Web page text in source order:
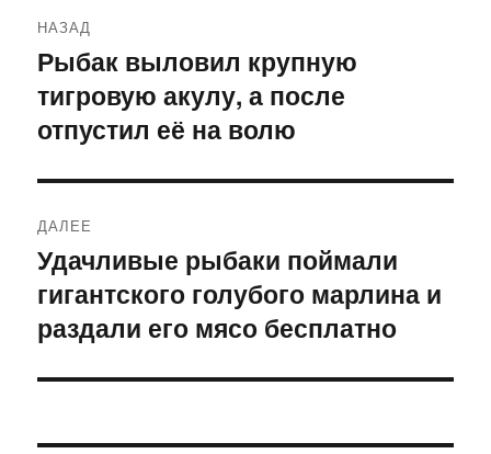
по
записям
НАЗАД
Предыдущая
запись:
Рыбак выловил крупную
тигровую акулу, а после
отпустил её на волю
ДАЛЕЕ
Следующая
запись:
Удачливые рыбаки поймали
гигантского голубого марлина и
раздали его мясо бесплатно